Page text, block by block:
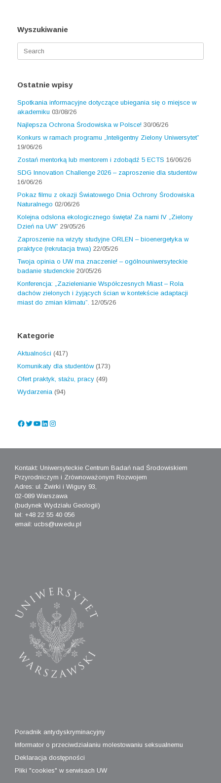
Wyszukiwanie
Ostatnie wpisy
Spotkania informacyjne dotyczące ubiegania się o miejsce w
akademiku 03/08/26
Najlepsza Ochrona Środowiska w Polsce! 30/06/26
Konkurs w ramach programu „Inteligentny Zielony Uniwersytet”
19/06/26
Zostań mentorką lub mentorem i zdobądź 5 ECTS 16/06/26
SDG Innovation Challenge 2026 – zaproszenie dla studentów
16/06/26
Pokaz filmu z okazji Światowego Dnia Ochrony Środowiska
Naturalnego 02/06/26
Kolejna odsłona ekologicznego święta! Za nami IV „Zielony
Dzień na UW” 29/05/26
Zaproszenie na wizyty studyjne ORLEN – bioenergetyka w
praktyce (rekrutacja trwa) 22/05/26
Twoja opinia o UW ma znaczenie! – ogólnouniwersyteckie
badanie studenckie 20/05/26
Konferencja: „Zazielenianie Współczesnych Miast – Rola
dachów zielonych i żyjących ścian w kontekście adaptacji
miast do zmian klimatu”. 12/05/26
Kategorie
Aktualności (417)
Komunikaty dla studentów(173)
Ofert praktyk, stażu, pracy (49)
Wydarzenia (94)
Facebook
Twitter
YouTube
LinkedIn
Instagram
Kontakt: Uniwersyteckie Centrum Badań nad Środowiskiem
Przyrodniczym i Zrównoważonym Rozwojem
Adres: ul. Żwirki i Wigury 93,
02-089 Warszawa
(budynek Wydziału Geologii)
tel: +48 22 55 40 056
email: ucbs@uw.edu.pl
Poradnik antydyskryminacyjny
Informator o przeciwdziałaniu molestowaniu seksualnemu
Deklaracja dostępności
Pliki "cookies" w serwisach UW